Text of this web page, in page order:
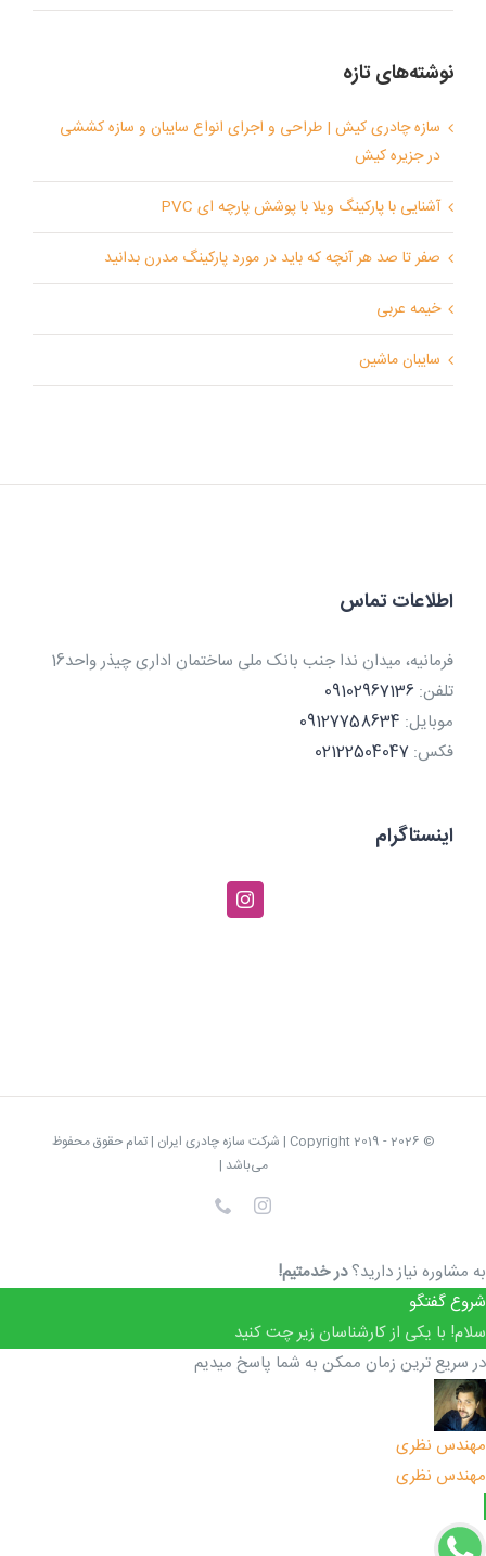
نوشته‌های تازه
سازه چادری کیش | طراحی و اجرای انواع سایبان و سازه کششی
در جزیره کیش
آشنایی با پارکینگ ویلا با پوشش پارچه ای PVC
صفر تا صد هر آنچه که باید در مورد پارکینگ مدرن بدانید
خیمه عربی
سایبان ماشین
اطلاعات تماس
فرمانیه، میدان ندا جنب بانک ملی ساختمان اداری چیذر واحد16
تلفن: 09102967136
موبایل: 09127758634
فکس: 02122504047
اینستاگرام
© Copyright 2019 -
2026 | شرکت سازه چادری ایران | تمام حقوق محفوظ
می‌باشد |
Instagram
تلفن
به مشاوره نیاز دارید؟در خدمتیم!
شروع گفتگو
سلام! با یکی از کارشناسان زیر چت کنید
در سریع ترین زمان ممکن به شما پاسخ میدیم
مهندس نظری
مهندس نظری